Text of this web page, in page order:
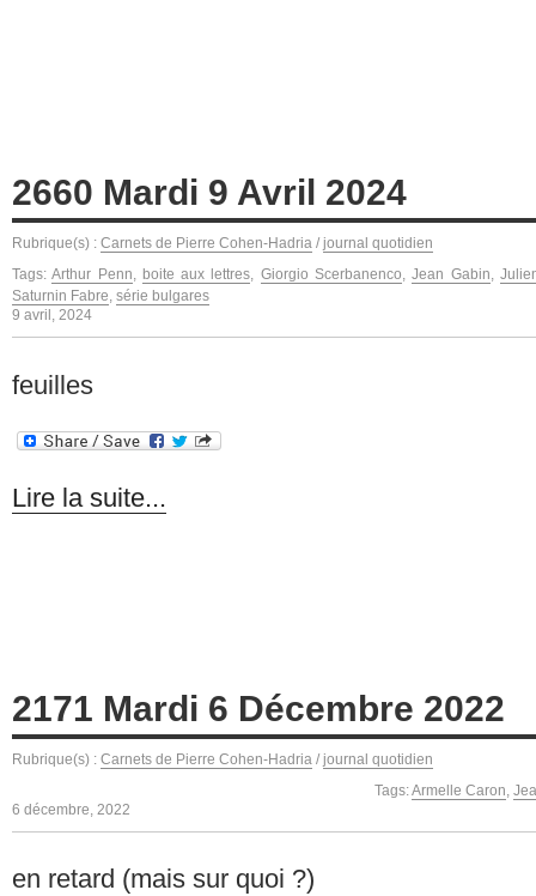
2660 Mardi 9 Avril 2024
Rubrique(s) : Carnets de Pierre Cohen-Hadria / journal quotidien
Tags:Arthur Penn, boite aux lettres, Giorgio Scerbanenco,Jean Gabin,
Saturnin Fabre, série bulgares
9 avril, 2024
feuilles
Lire la suite...
2171 Mardi 6 Décembre 2022
Rubrique(s) : Carnets de Pierre Cohen-Hadria / journal quotidien
Tags:Armelle Caron,
6 décembre, 2022
en retard (mais sur quoi ?)